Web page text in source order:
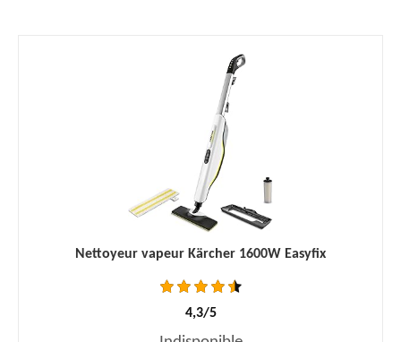
Nettoyeur vapeur Kärcher 1600W Easyfix
4,3/5